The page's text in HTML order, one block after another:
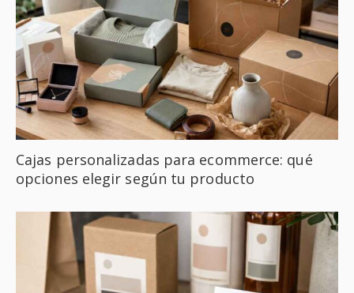
Cajas personalizadas para ecommerce: qué
opciones elegir según tu producto